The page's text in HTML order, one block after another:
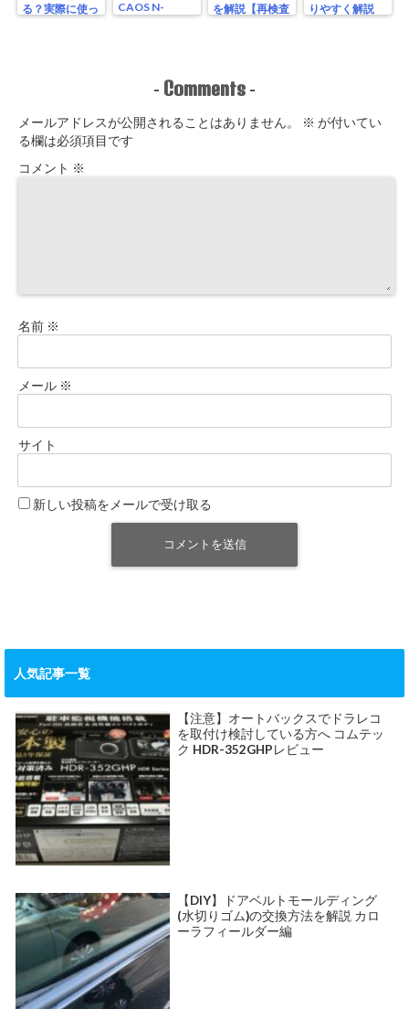
る？実際に使っ
CAOS N-
S115/A4を実測
を解説【再検査
りやすく解説
- Comments -
メールアドレスが公開されることはありません。 ※ が付いてい
る欄は必須項目です
コメント ※
名前 ※
メール ※
サイト
新しい投稿をメールで受け取る
人気記事一覧
【注意】オートバックスでドラレコ
を取付け検討している方へ コムテッ
ク HDR-352GHPレビュー
【DIY】ドアベルトモールディング
(水切りゴム)の交換方法を解説 カロ
ーラフィールダー編